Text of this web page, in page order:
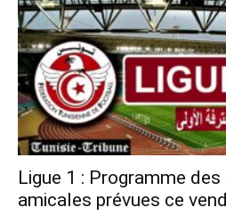
Ligue 1 : Programme
amicales prévues ce